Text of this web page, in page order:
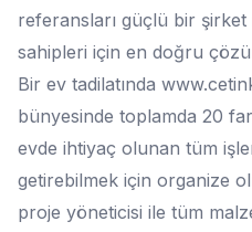
referansları güçlü bir şirket
sahipleri için en doğru
Bir ev tadilatında
bünyesinde toplamda 20
evde ihtiyaç olunan tüm
getirebilmek için organize
proje yöneticisi ile tüm